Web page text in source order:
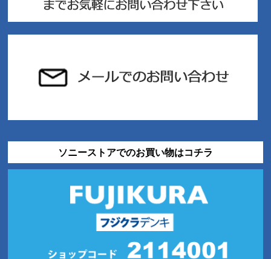
ソニーストアでのお買い物はコチラ